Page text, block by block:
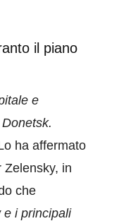
il piano
e
ha affermato
Zelensky, in
che
e i principali